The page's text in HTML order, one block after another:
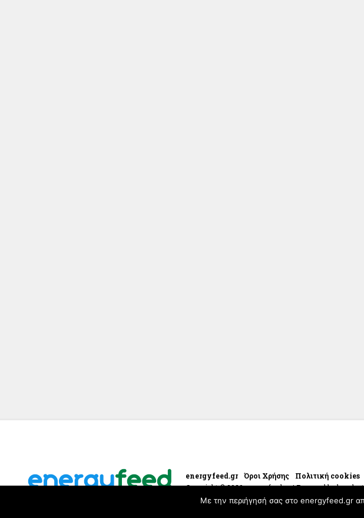
energyfeed.gr Όροι Χρήσης Πολιτική cookies
Copyright © 2020 energyfeed.gr | Powered by
Με την περιήγησή σας στο energyfeed.gr